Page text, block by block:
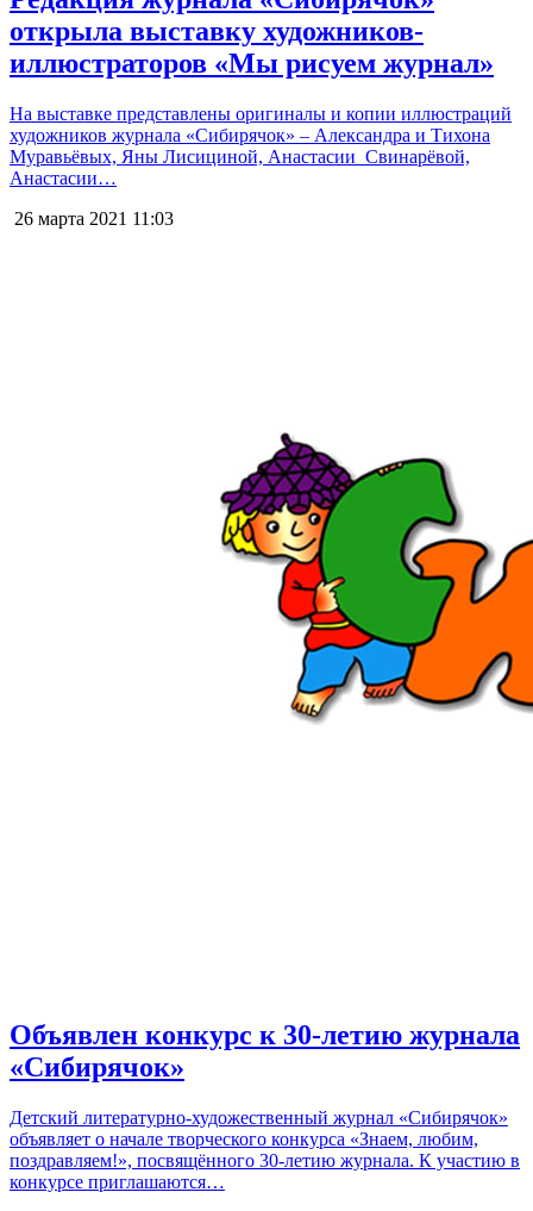
открыла выставку художников-
иллюстраторов «Мы рисуем журнал»
На выставке представлены оригиналы и копии иллюстраций
художников журнала «Сибирячок» – Александра и Тихона
Муравьёвых, Яны Лисициной, Анастасии Свинарёвой,
Анастасии…
26 марта 2021 11:03
Объявлен конкурс к 30-летию журнала
«Сибирячок»
Детский литературно-художественный журнал «Сибирячок»
объявляет о начале творческого конкурса «Знаем, любим,
поздравляем!», посвящённого 30-летию журнала. К участию в
конкурсе приглашаются…